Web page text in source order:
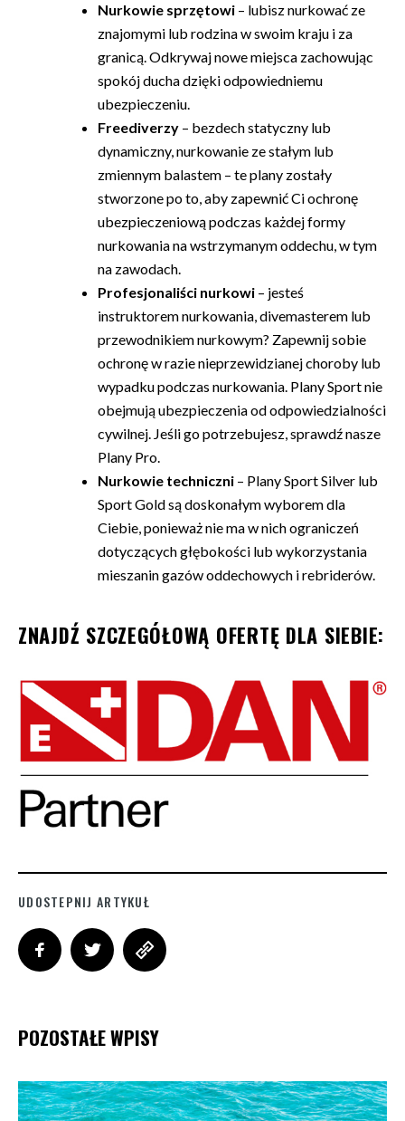
Nurkowie sprzętowi – lubisz nurkować ze
znajomymi lub rodzina w swoim kraju i za
granicą. Odkrywaj nowe miejsca zachowując
spokój ducha dzięki odpowiedniemu
ubezpieczeniu.
Freediverzy – bezdech statyczny lub
dynamiczny, nurkowanie ze stałym lub
zmiennym balastem – te plany zostały
stworzone po to, aby zapewnić Ci ochronę
ubezpieczeniową podczas każdej formy
nurkowania na wstrzymanym oddechu, w tym
na zawodach.
Profesjonaliści nurkowi – jesteś
instruktorem nurkowania, divemasterem lub
przewodnikiem nurkowym? Zapewnij sobie
ochronę w razie nieprzewidzianej choroby lub
wypadku podczas nurkowania. Plany Sport nie
obejmują ubezpieczenia od odpowiedzialności
cywilnej. Jeśli go potrzebujesz, sprawdź nasze
Plany Pro.
Nurkowie techniczni – Plany Sport Silver lub
Sport Gold są doskonałym wyborem dla
Ciebie, ponieważ nie ma w nich ograniczeń
dotyczących głębokości lub wykorzystania
mieszanin gazów oddechowych i rebriderów.
ZNAJDŹ SZCZEGÓŁOWĄ OFERTĘ DLA SIEBIE:
UDOSTEPNIJ ARTYKUŁ
POZOSTAŁE WPISY